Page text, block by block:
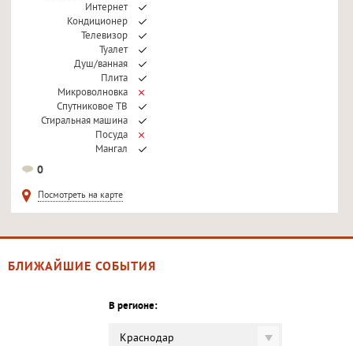
Интернет
Кондиционер
Телевизор
Туалет
Душ/ванная
Плита
Микроволновка
Спутниковое ТВ
Стиральная машина
Посуда
Мангал
Можно ли с животными
0
Посмотреть на карте
БЛИЖАЙШИЕ СОБЫТИЯ
В регионе:
Краснодар